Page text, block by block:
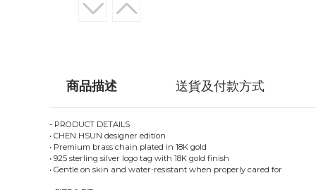
商品描述 送貨及付款方式
- PRODUCT DETAILS
• CHEN HSUN designer edition
• Premium brass chain plated in 18K gold
• 925 sterling silver logo tag with 18K gold finish
• Gentle on skin and water-resistant when properly cared for